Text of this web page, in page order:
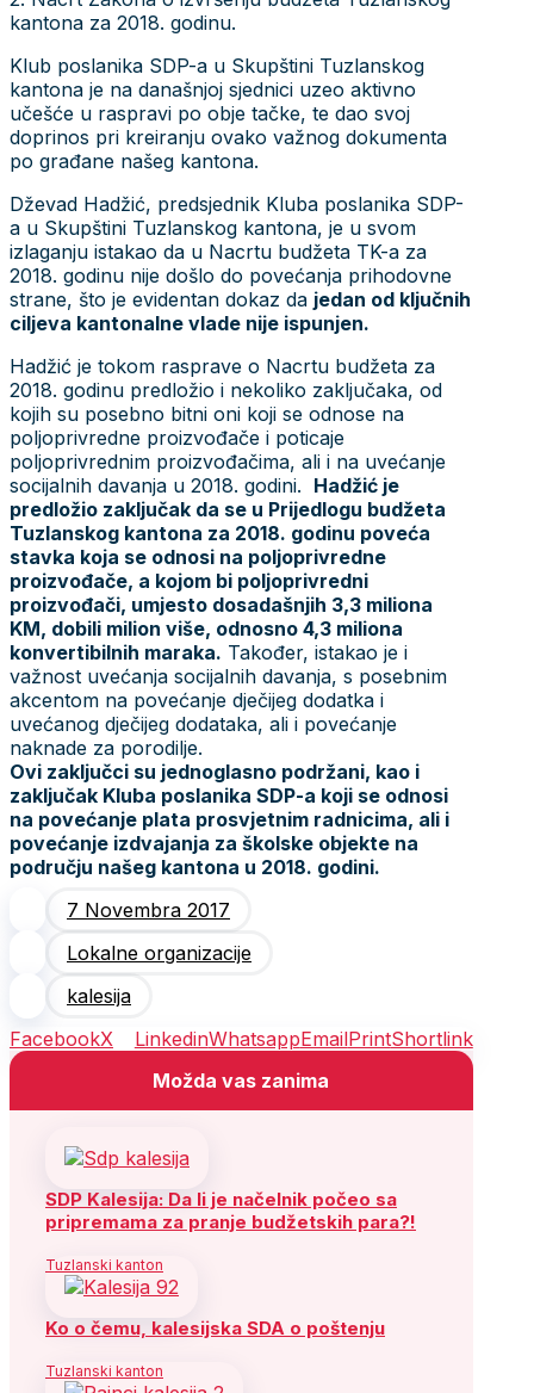
kantona za 2018. godinu.
Klub poslanika SDP-a u Skupštini Tuzlanskog
kantona je na današnjoj sjednici uzeo aktivno
učešće u raspravi po obje tačke, te dao svoj
doprinos pri kreiranju ovako važnog dokumenta
po građane našeg kantona.
Dževad Hadžić, predsjednik Kluba poslanika SDP-
a u Skupštini Tuzlanskog kantona, je u svom
izlaganju istakao da u Nacrtu budžeta TK-a za
2018. godinu nije došlo do povećanja prihodovne
strane, što je evidentan dokaz da jedan od ključnih
ciljeva kantonalne vlade nije ispunjen.
Hadžić je tokom rasprave o Nacrtu budžeta za
2018. godinu predložio i nekoliko zaključaka, od
kojih su posebno bitni oni koji se odnose na
poljoprivredne proizvođače i poticaje
poljoprivrednim proizvođačima, ali i na uvećanje
socijalnih davanja u 2018. godini. Hadžić je
predložio zaključak da se u Prijedlogu budžeta
Tuzlanskog kantona za 2018. godinu poveća
stavka koja se odnosi na poljoprivredne
proizvođače, a kojom bi poljoprivredni
proizvođači, umjesto dosadašnjih 3,3 miliona
KM, dobili milion više, odnosno 4,3 miliona
konvertibilnih maraka. Također, istakao je i
važnost uvećanja socijalnih davanja, s posebnim
akcentom na povećanje dječijeg dodatka i
uvećanog dječijeg dodataka, ali i povećanje
naknade za porodilje.
Ovi zaključci su jednoglasno podržani, kao i
zaključak Kluba poslanika SDP-a koji se odnosi
na povećanje plata prosvjetnim radnicima, ali i
povećanje izdvajanja za školske objekte na
području našeg kantona u 2018. godini.
7 Novembra 2017
Lokalne organizacije
kalesija
FacebookX LinkedinWhatsappEmailPrintShortlink
Možda vas zanima
SDP Kalesija: Da li je načelnik počeo sa
pripremama za pranje budžetskih para?!
Tuzlanski kanton
Ko o čemu, kalesijska SDA o poštenju
Tuzlanski kanton